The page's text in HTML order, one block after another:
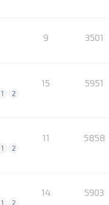
9 3501
1 2
15 5951
1 2
11 5858
1 2
14 5903